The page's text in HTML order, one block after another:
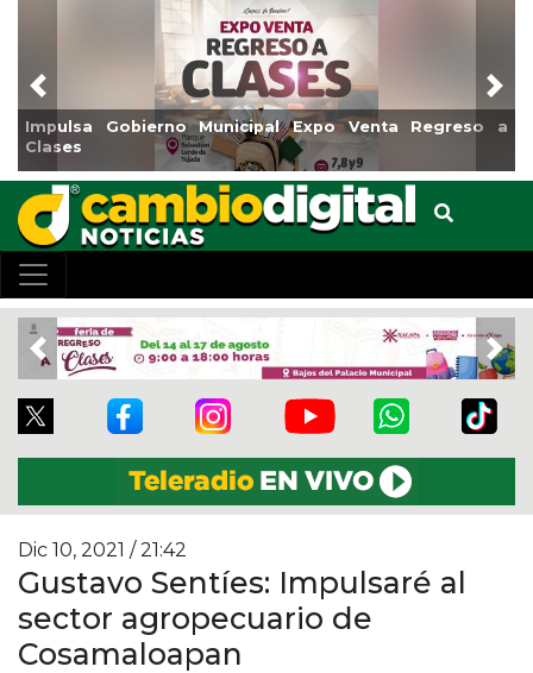
Municipal Expo Venta Regreso a
Reabrirá
Previous
Previous
Dic 10, 2021 / 21:42
Gustavo Sentíes: Impulsaré al
sector agropecuario de
Cosamaloapan